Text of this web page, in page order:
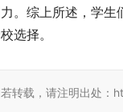
。综上所述，学
选择。
若转载，请注明出处